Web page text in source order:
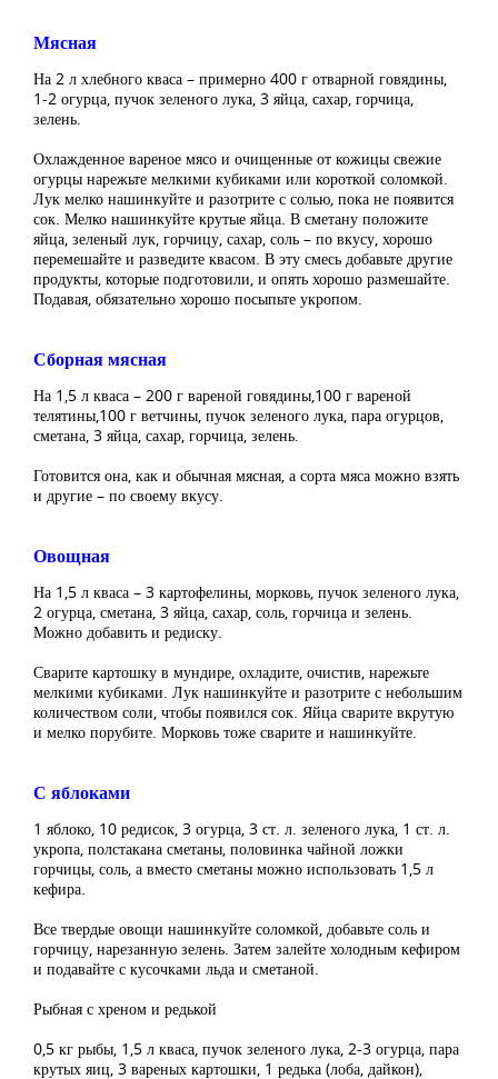
Мясная
На 2 л хлебного кваса – примерно 400 г отварной говядины,
1-2 огурца, пучок зеленого лука, 3 яйца, сахар, горчица,
зелень.
Охлажденное вареное мясо и очищенные от кожицы свежие
огурцы нарежьте мелкими кубиками или короткой соломкой.
Лук мелко нашинкуйте и разотрите с солью, пока не появится
сок. Мелко нашинкуйте крутые яйца. В сметану положите
яйца, зеленый лук, горчицу, сахар, соль – по вкусу, хорошо
перемешайте и разведите квасом. В эту смесь добавьте другие
продукты, которые подготовили, и опять хорошо размешайте.
Подавая, обязательно хорошо посыпьте укропом.
Сборная мясная
На 1,5 л кваса – 200 г вареной говядины,100 г вареной
телятины,100 г ветчины, пучок зеленого лука, пара огурцов,
сметана, 3 яйца, сахар, горчица, зелень.
Готовится она, как и обычная мясная, а сорта мяса можно взять
и другие – по своему вкусу.
Овощная
На 1,5 л кваса – 3 картофелины, морковь, пучок зеленого лука,
2 огурца, сметана, 3 яйца, сахар, соль, горчица и зелень.
Можно добавить и редиску.
Сварите картошку в мундире, охладите, очистив, нарежьте
мелкими кубиками. Лук нашинкуйте и разотрите с небольшим
количеством соли, чтобы появился сок. Яйца сварите вкрутую
и мелко порубите. Морковь тоже сварите и нашинкуйте.
С яблоками
1 яблоко, 10 редисок, 3 огурца, 3 ст. л. зеленого лука, 1 ст. л.
укропа, полстакана сметаны, половинка чайной ложки
горчицы, соль, а вместо сметаны можно использовать 1,5 л
кефира.
Все твердые овощи нашинкуйте соломкой, добавьте соль и
горчицу, нарезанную зелень. Затем залейте холодным кефиром
и подавайте с кусочками льда и сметаной.
Рыбная с хреном и редькой
0,5 кг рыбы, 1,5 л кваса, пучок зеленого лука, 2-3 огурца, пара
крутых яиц, 3 вареных картошки, 1 редька (лоба, дайкон),